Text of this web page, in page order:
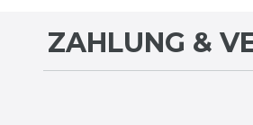
ZAHLUNG &